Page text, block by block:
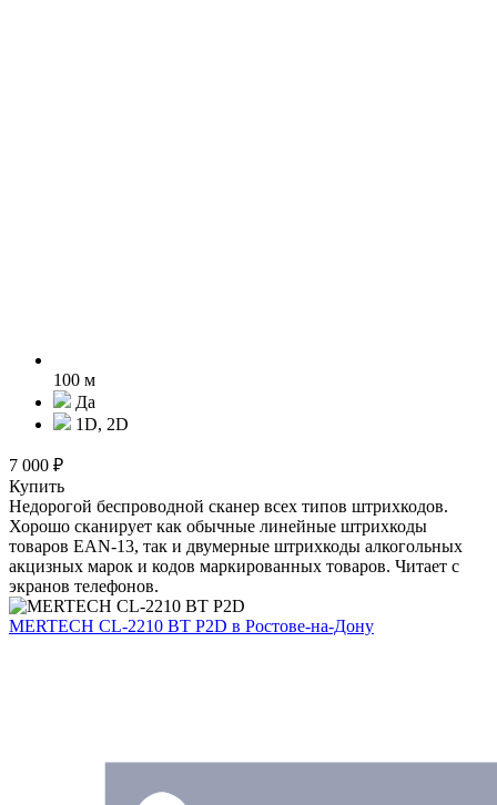
100 м
Да
1D, 2D
7 000 ₽
Купить
Недорогой беспроводной сканер всех типов штрихкодов.
Хорошо сканирует как обычные линейные штрихкоды
товаров EAN-13, так и двумерные штрихкоды алкогольных
акцизных марок и кодов маркированных товаров. Читает с
экранов телефонов.
MERTECH CL-2210 BT P2D в Ростове-на-Дону